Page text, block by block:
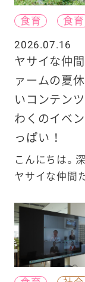
食育
食育
2026.07.16
ヤサイな仲
ァームの夏休
いコンテン
わくのイベ
っぱい ！
こんにちは。
ヤサイな仲間